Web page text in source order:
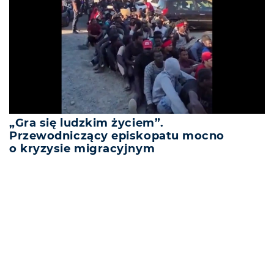
„Gra się ludzkim życiem”.
Przewodniczący episkopatu mocno
o kryzysie migracyjnym